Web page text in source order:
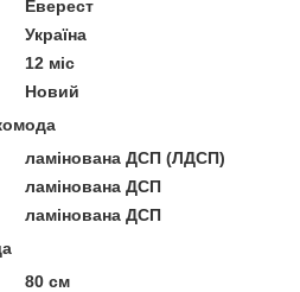
Еверест
Україна
12 міс
Новий
ламінована ДСП (ЛДСП)
ламінована ДСП
ламінована ДСП
80 см